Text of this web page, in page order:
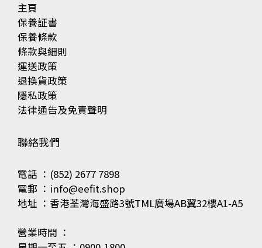
主頁
保養証書
保養條款
條款與細則
運送政策
退換貨政策
隱私政策
法律通告及免責聲明
聯絡我們
電話 ：(852) 2677 7898
電郵 ：info@eefit.shop
地址 ：香港荃灣海盛路3號TML廣場AB翼32樓A1-A5
營業時間 ：